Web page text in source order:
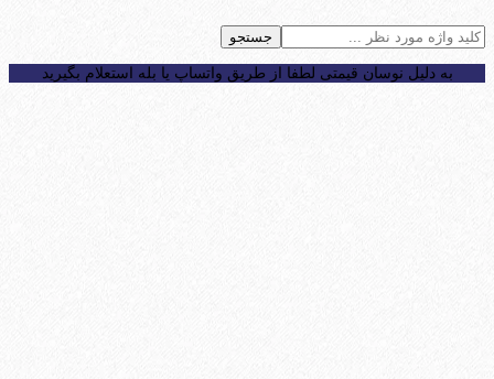
جستجو
به دلیل نوسان قیمتی لطفا از طریق واتساپ یا بله استعلام بگیرید